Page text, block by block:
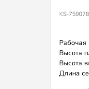
KS-759078
Рабочая
Высота
Высота
Длина
Вес